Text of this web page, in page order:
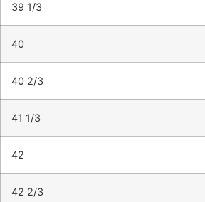
39 1/3
40
40 2/3
41 1/3
42
42 2/3